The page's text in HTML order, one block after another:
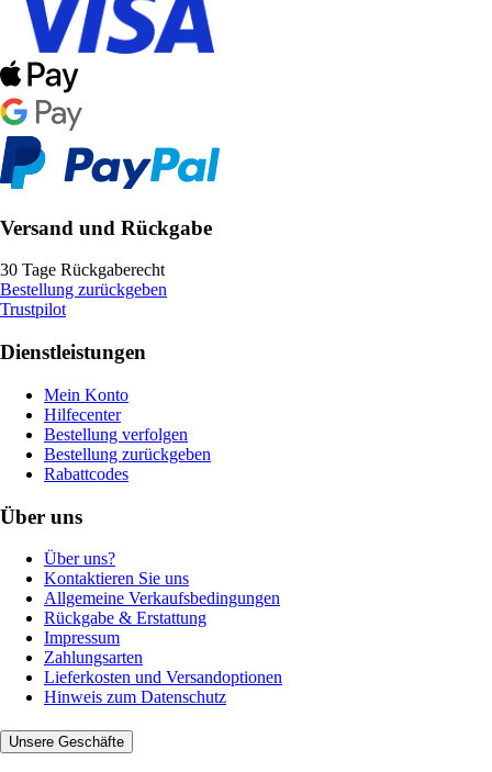
Versand und Rückgabe
30 Tage Rückgaberecht
Bestellung zurückgeben
Trustpilot
Dienstleistungen
Mein Konto
Hilfecenter
Bestellung verfolgen
Bestellung zurückgeben
Rabattcodes
Über uns
Über uns?
Kontaktieren Sie uns
Allgemeine Verkaufsbedingungen
Rückgabe & Erstattung
Impressum
Zahlungsarten
Lieferkosten und Versandoptionen
Hinweis zum Datenschutz
Unsere Geschäfte